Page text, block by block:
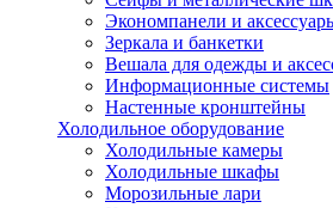
Экономпанели и
Зеркала и банкетки
Вешала для одежды и
Информационные системы
Настенные кронштейны
Холодильное оборудование
Холодильные камеры
Холодильные шкафы
Морозильные лари